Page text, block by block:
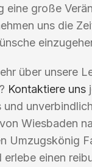
eine große
uns die
über unsere
Kontaktiere uns
und
Wiesbaden
Umzugskönig
erlebe einen